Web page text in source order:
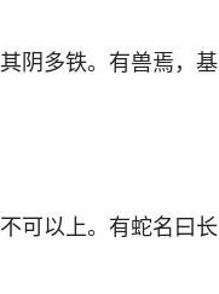
阴多铁。有兽焉，基
可以上。有蛇名曰长